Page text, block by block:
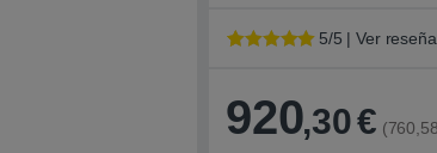
base a
valoración de
un cliente
5/5 | Ver
920,30€